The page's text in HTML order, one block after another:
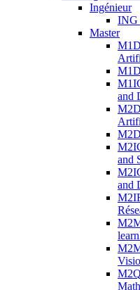
Ingénieur
ING
Master
and
and
and